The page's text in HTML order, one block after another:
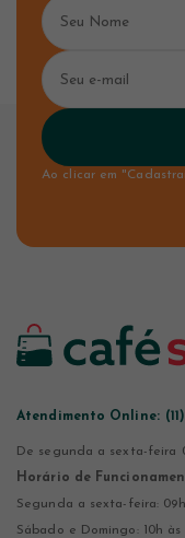
Ao clicar em
Atendimento Online:
De segunda a sexta-feira
Horário de
Segunda a sexta-feira: 09h
Sábado e Domingo: 10h às